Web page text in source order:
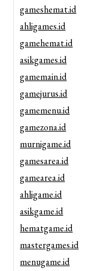
gameshemat.id
ahligames.id
gamehemat.id
asikgames.id
gamemain.id
gamejurus.id
gamemenu.id
gamezona.id
murnigame.id
gamesarea.id
gamearea.id
ahligame.id
asikgame.id
hematgame.id
mastergames.id
menugame.id